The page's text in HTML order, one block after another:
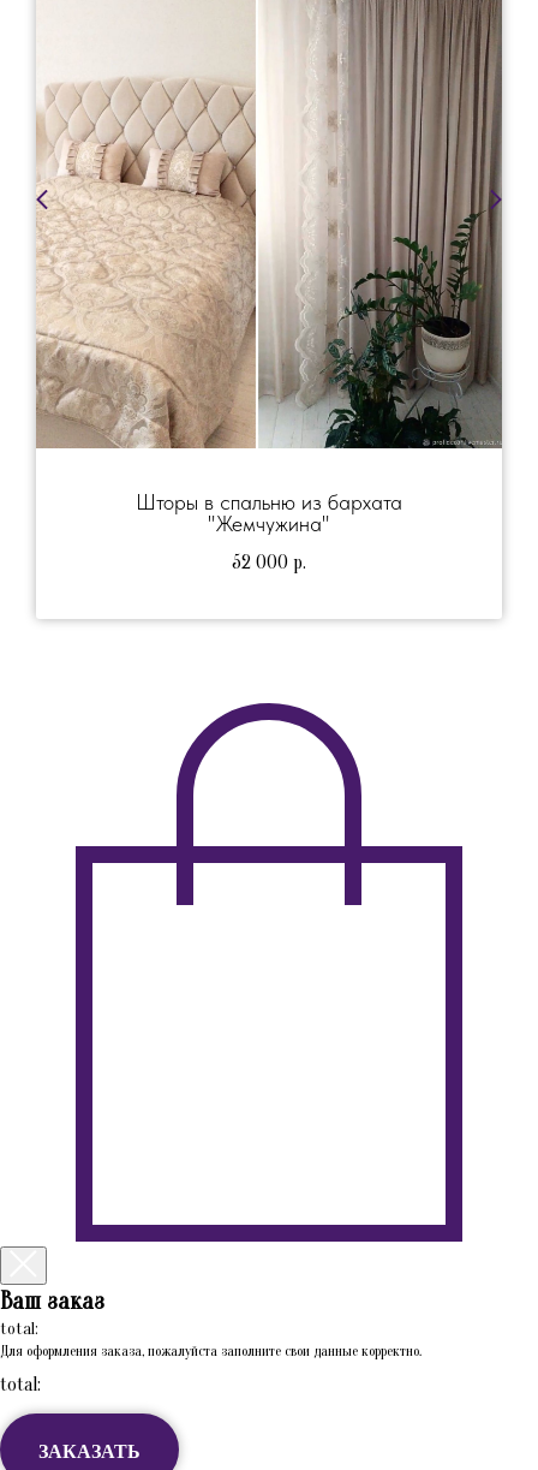
Шторы в спальню из бархата
"Жемчужина"
52 000 р.
Ваш заказ
total:
Для оформления заказа, пожалуйста заполните свои данные корректно.
total:
ЗАКАЗАТЬ